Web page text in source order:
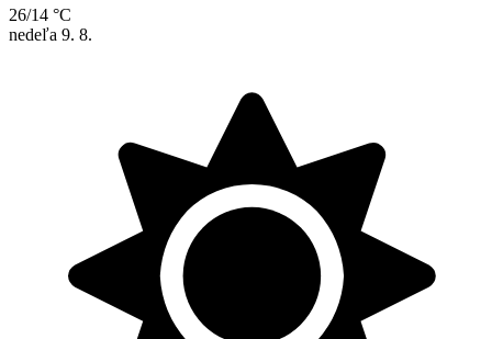
26/14 °C
nedeľa 9. 8.